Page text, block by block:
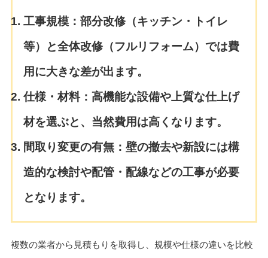
工事規模：部分改修（キッチン・トイレ
等）と全体改修（フルリフォーム）では費
用に大きな差が出ます。
仕様・材料：高機能な設備や上質な仕上げ
材を選ぶと、当然費用は高くなります。
間取り変更の有無：壁の撤去や新設には構
造的な検討や配管・配線などの工事が必要
となります。
複数の業者から見積もりを取得し、規模や仕様の違いを比較